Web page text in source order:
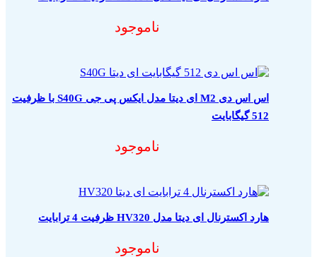
ناموجود
اس اس دی M2 ای دیتا مدل ایکس پی جی S40G با ظرفیت
512 گیگابایت
ناموجود
هارد اکسترنال ای دیتا مدل HV320 ظرفیت 4 ترابایت
ناموجود